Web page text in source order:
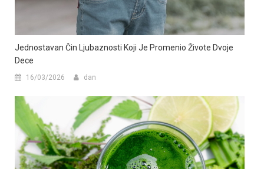
Jednostavan Čin Ljubaznosti Koji Je Promenio Živote Dvoje
Dece
16/03/2026 dan